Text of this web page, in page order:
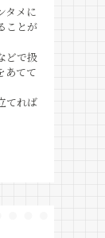
タメに
ことが
どで扱
あてて
てれば